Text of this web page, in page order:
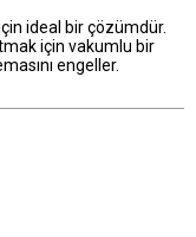
ideal bir çözümdür.
için vakumlu bir
engeller.